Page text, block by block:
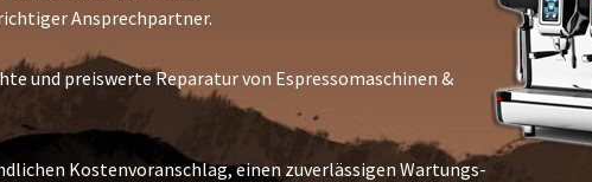
Ansprechpartner.
und preiswerte Reparatur von Espressomaschinen &
Kostenvoranschlag, einen zuverlässigen Wartungs-